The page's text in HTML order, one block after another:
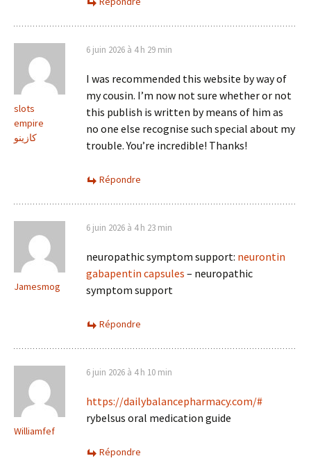
slots
empire
كازينو
6 juin 2026 à 4 h 29 min
I was recommended this website by way of
my cousin. I’m now not sure whether or not
this publish is written by means of him as
no one else recognise such special about my
trouble. You’re incredible! Thanks!
Répondre
Jamesmog
6 juin 2026 à 4 h 23 min
neuropathic symptom support: neurontin
gabapentin capsules – neuropathic
symptom support
Répondre
Williamfef
6 juin 2026 à 4 h 10 min
https://dailybalancepharmacy.com/#
rybelsus oral medication guide
Répondre